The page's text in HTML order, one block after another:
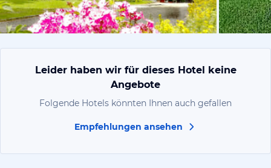
vom
Leider haben wir für dieses Hotel keine
Angebote
Folgende Hotels könnten Ihnen auch gefallen
Empfehlungen ansehen